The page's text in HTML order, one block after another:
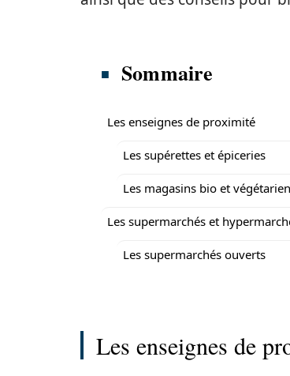
Sommaire
Les enseignes de proximité
Les supérettes et épiceries
Les magasins bio et
Les supermarchés et
Les supermarchés ouverts
Les enseignes de